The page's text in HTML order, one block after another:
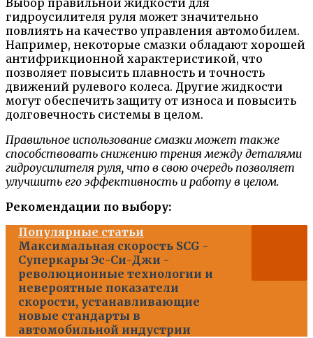
Выбор правильной жидкости для
гидроусилителя руля может значительно
повлиять на качество управления автомобилем.
Например, некоторые смазки обладают хорошей
антифрикционной характеристикой, что
позволяет повысить плавность и точность
движений рулевого колеса. Другие жидкости
могут обеспечить защиту от износа и повысить
долговечность системы в целом.
Правильное использование смазки может также
способствовать снижению трения между деталями
гидроусилителя руля, что в свою очередь позволяет
улучшить его эффективность и работу в целом.
Рекомендации по выбору:
Популярные статьи
Максимальная скорость SCG -
Суперкары Эс-Си-Джи -
революционные технологии и
невероятные показатели
скорости, устанавливающие
новые стандарты в
автомобильной индустрии